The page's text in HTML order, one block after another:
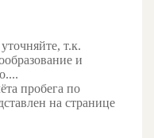
т.к.
и
пробега по
на странице